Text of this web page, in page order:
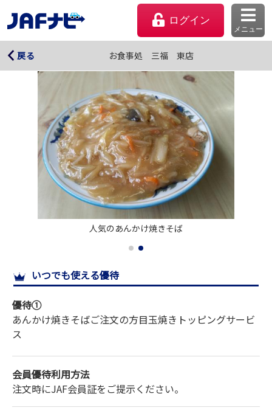
ログイン
メニュー
会員優待のご利用方法
サイトマップ
戻る お食事処 三福 東店
お食事処 三福 東店
人気のあんかけ焼きそば
いつでも使える優待
優待①
あんかけ焼きそばご注文の方目玉焼きトッピングサービ
ス
会員優待利用方法
注文時にJAF会員証をご提示ください。